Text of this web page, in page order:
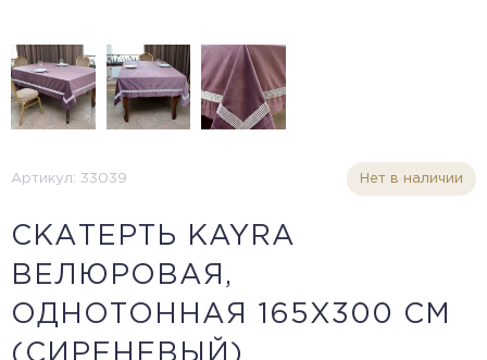
Артикул: 33039 Нет в наличии
CКАТЕРТЬ KAYRA
ВЕЛЮРОВАЯ,
ОДНОТОННАЯ 165Х300 СМ
(СИРЕНЕВЫЙ)